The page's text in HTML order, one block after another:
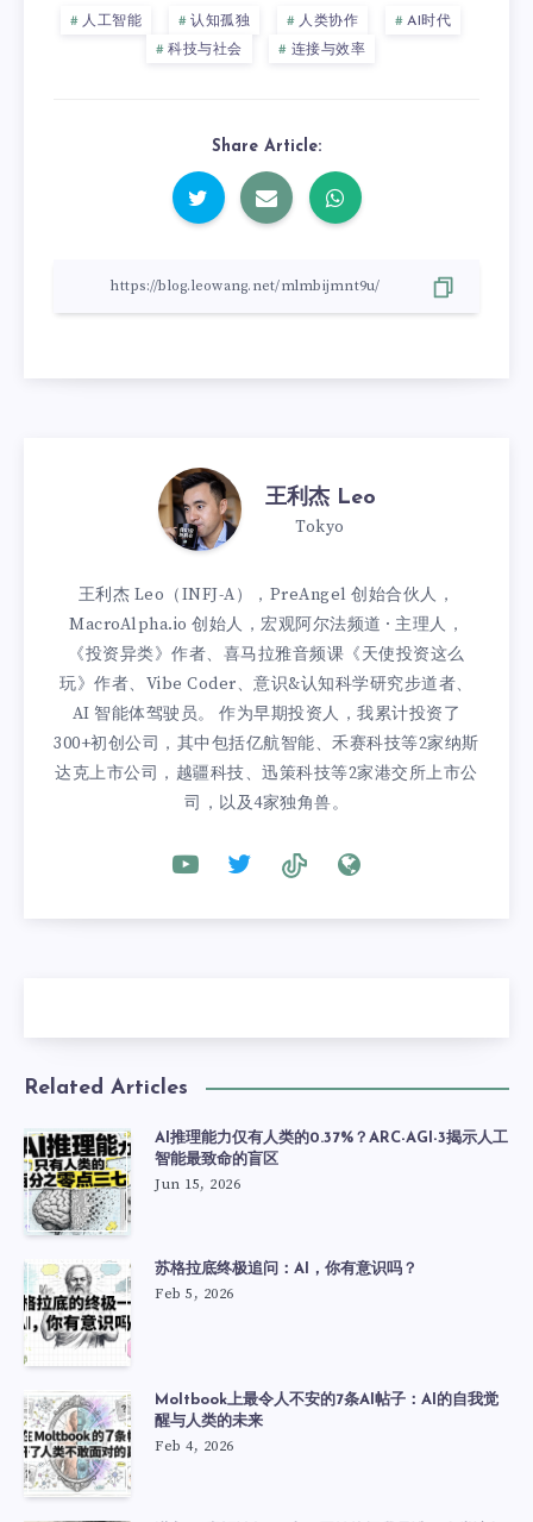
人工智能 认知孤独 人类协作
AI时代
科技与社会
连接与效率
Share Article:
王利杰 Leo
Tokyo
王利杰 Leo（INFJ-A），PreAngel 创始合伙人，
MacroAlpha.io 创始人，宏观阿尔法频道 · 主理人，
《投资异类》作者、喜马拉雅音频课《天使投资这么
玩》作者、Vibe Coder、意识&认知科学研究步道者、
AI 智能体驾驶员。 作为早期投资人，我累计投资了
300+初创公司，其中包括亿航智能、禾赛科技等2家纳斯
达克上市公司，越疆科技、迅策科技等2家港交所上市公
司，以及4家独角兽。
Related Articles
AI推理能力仅有人类的0.37%？ARC-AGI-3揭示人工
智能最致命的盲区
Jun 15, 2026
苏格拉底终极追问：AI，你有意识吗？
Feb 5, 2026
Moltbook上最令人不安的7条AI帖子：AI的自我觉
醒与人类的未来
Feb 4, 2026